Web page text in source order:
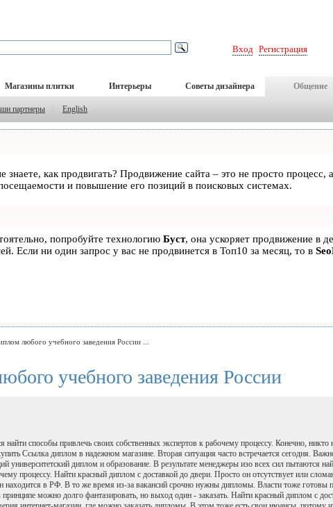
Вход Регистрация
Магазины плитки Интерьеры Советы дизайнера Общение
партнеры English
знаете, как продвигать? Продвижение сайта – это не просто процесс,
и повышение его позиций в поисковых системах.
попробуйте технологию Буст, она ускоряет продвижение в
Если ни один запрос у вас не продвинется в Топ10 за месяц, то в
любого учебного заведения России ...
учебного заведения России
способы привлечь своих собственных экспертов к рабочему процессу. Конечно, никто
Ссылка диплом в надежном магазине. Вторая ситуация часто встречается сегодня.
университетский диплом и образование. В результате менеджеры изо всех сил пытаются
процессу. Найти красный диплом с доставкой до двери. Просто он отсутствует или
находится в РФ. В то же время из-за вакансий срочно нужны дипломы. Власти тоже готовы
можно долго фантазировать, но выход один - заказать. Найти красный диплом с